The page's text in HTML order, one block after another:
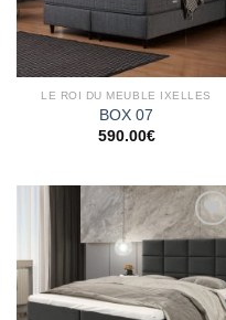
LE ROI DU MEUBLE IXELLES
BOX 07
590.00€
Ajouter
à la
wishlist